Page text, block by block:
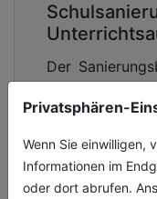
Privatsphären-
Wenn Sie einwilligen,
Informationen im
oder dort abrufen.
Der
ist hoch. Laut
plant deshalb
06.07.2026,